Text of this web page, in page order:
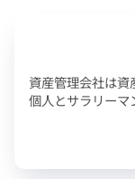
資産管理会社は資
個人とサラリー